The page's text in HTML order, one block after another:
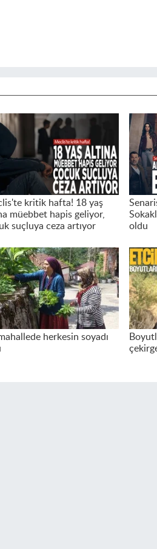
kritik hafta! 18 yaş
müebbet hapis geliyor,
suçluya ceza artıyor
oldu
herkesin soyadı